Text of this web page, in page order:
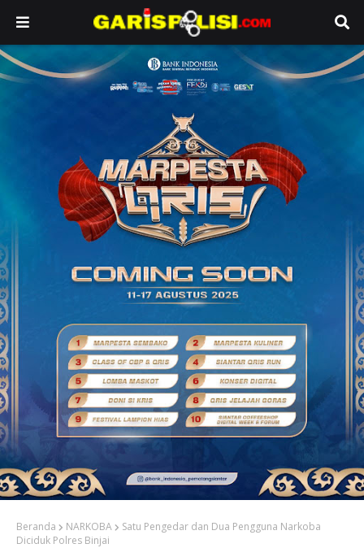
Beranda NARKOBA
Satu Pengedar dan Dua Pengguna Narkoba
Diciduk Polres Binjai